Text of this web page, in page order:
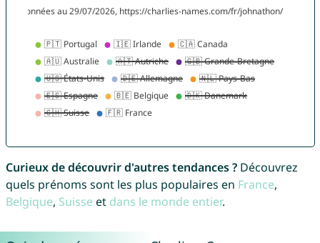
Curieux de découvrir d'autres tendances ?Découvrez
quels prénoms sont les plus populaires en France,
Belgique, Suisse et dans le monde entier.